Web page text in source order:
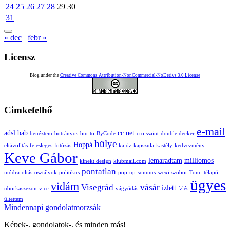
24 25 26 27 28 29 30
31
« dec febr »
Licensz
Blog under the Creative Commons Attribution-NonCommercial-NoDerivs 3.0 License
Cimkefelhő
adsl bab benéztem botrányos burito ByCode cc.net croissaint double decker e-mail
eltávolítás felesleges fotózás Hoppá hülye kalóz kapszula kastély kedvezmény
Keve Gábor kinekt design klubmail.com lemaradtam milliomos
módra oltás osztályok politikus pontatlan pop-up somnus szexi szobor Tomi télapó
uborkaszezon vicc vidám Visegrád vágyódás vásár ízlett ízlés ügyes
ültettem
Mindennapi gondolatmorzsák
Képek-, gondolatok-, és minden más!